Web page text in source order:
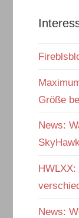
Größe
News:
News: